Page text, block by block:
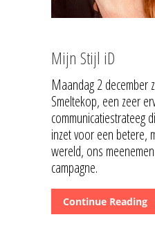
Mijn Stijl iD
Maandag 2 december
Smeltekop, een zeer
communicatiestrateeg
inzet voor een betere,
wereld, ons
campagne.
Continue Reading